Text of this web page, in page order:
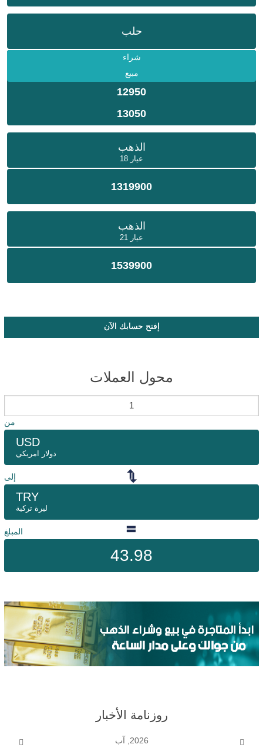
حلب
شراء
مبيع
12950
13050
الذهب
عيار 18
1319900
الذهب
عيار 21
1539900
إفتح حسابك الآن
محول العملات
من
USD
دولار امريكي
إلى
TRY
ليرة تركية
المبلغ
43.98
روزنامة الأخبار
2026, آب